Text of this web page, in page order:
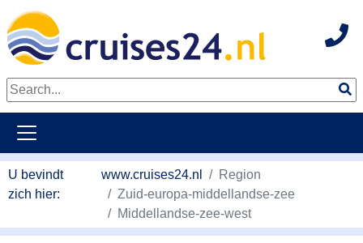
U bevindt
zich hier:
www.cruises24.nl
Region
Zuid-europa-middellandse-zee
Middellandse-zee-west